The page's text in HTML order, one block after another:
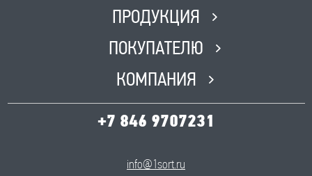
ПРОДУКЦИЯ
ПОКУПАТЕЛЮ
КОМПАНИЯ
+7 846 9707231
info@1sort.ru